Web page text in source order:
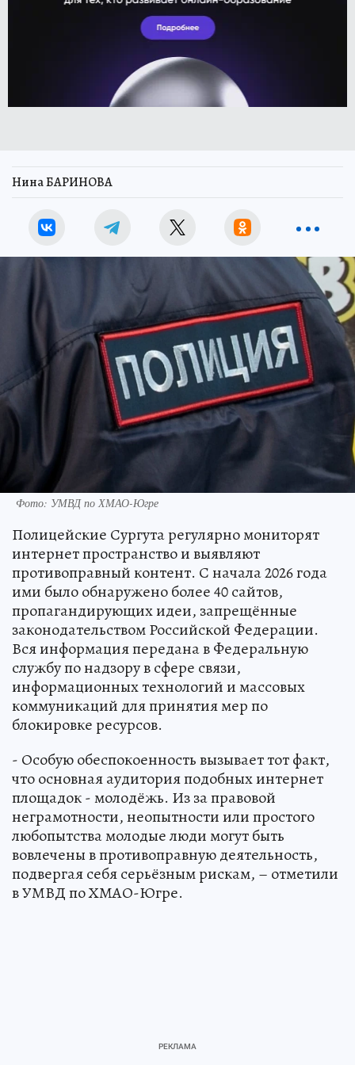
Нина БАРИНОВА
Фото: УМВД по ХМАО-Югре
Полицейские Сургута регулярно мониторят
интернет пространство и выявляют
противоправный контент. С начала 2026 года
ими было обнаружено более 40 сайтов,
пропагандирующих идеи, запрещённые
законодательством Российской Федерации.
Вся информация передана в Федеральную
службу по надзору в сфере связи,
информационных технологий и массовых
коммуникаций для принятия мер по
блокировке ресурсов.
- Особую обеспокоенность вызывает тот факт,
что основная аудитория подобных интернет
площадок - молодёжь. Из за правовой
неграмотности, неопытности или простого
любопытства молодые люди могут быть
вовлечены в противоправную деятельность,
подвергая себя серьёзным рискам, – отметили
в УМВД по ХМАО-Югре.